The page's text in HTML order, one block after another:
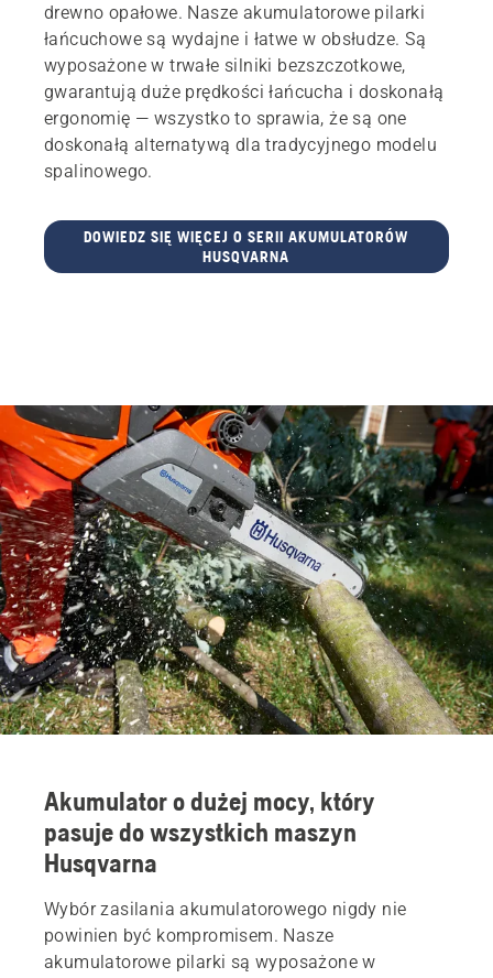
drewno opałowe. Nasze akumulatorowe pilarki
łańcuchowe są wydajne i łatwe w obsłudze. Są
wyposażone w trwałe silniki bezszczotkowe,
gwarantują duże prędkości łańcucha i doskonałą
ergonomię — wszystko to sprawia, że są one
doskonałą alternatywą dla tradycyjnego modelu
spalinowego.
DOWIEDZ SIĘ WIĘCEJ O SERII AKUMULATORÓW
HUSQVARNA
Akumulator o dużej mocy, który
pasuje do wszystkich maszyn
Husqvarna
Wybór zasilania akumulatorowego nigdy nie
powinien być kompromisem. Nasze
akumulatorowe pilarki są wyposażone w